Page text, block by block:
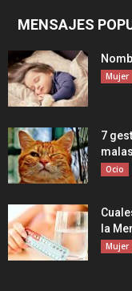
MENSAJES
Mujer
7
Ocio
la
Mujer